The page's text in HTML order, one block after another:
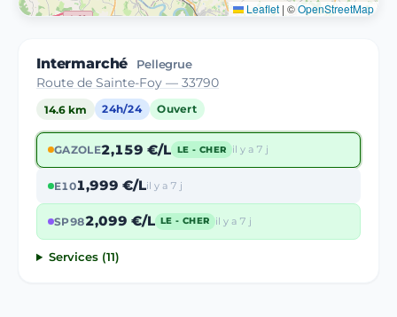
Leaflet | ©OpenStreetMap
Intermarché Pellegrue
Route de Sainte-Foy — 33790
14.6 km 24h/24 Ouvert
GAZOLE2,159 €/L LE - CHER il y a 7 j
E101,999 €/Lil y a 7 j
SP982,099 €/L LE - CHER il y a 7 j
Services (11)